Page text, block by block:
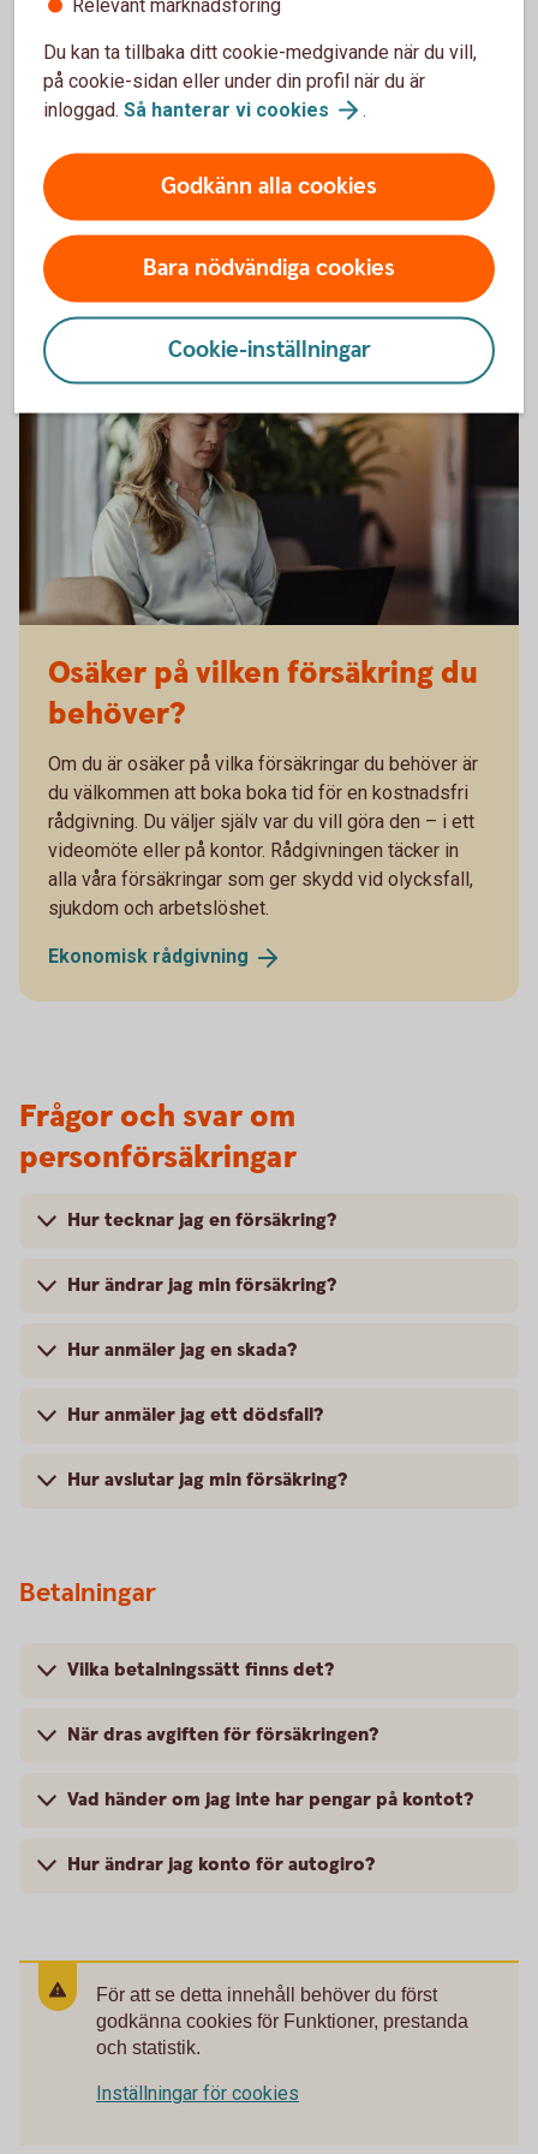
Här kan du göra din anmälan och ansöka om
ersättning.
Skadeanmälan – anmälskada
Osäker på vilken försäkring du
behöver?
Om du är osäker på vilka försäkringar du behöver är
du välkommen att boka boka tid för en kostnadsfri
rådgivning. Du väljer själv var du vill göra den – i ett
videomöte eller på kontor. Rådgivningen täcker in
alla våra försäkringar som ger skydd vid olycksfall,
sjukdom och arbetslöshet.
Ekonomisk rådgivning
Frågor och svar om
personförsäkringar
Hur tecknar jag en försäkring?
Hur ändrar jag min försäkring?
Hur anmäler jag en skada?
Hur anmäler jag ett dödsfall?
Hur avslutar jag min försäkring?
Betalningar
Vilka betalningssätt finns det?
När dras avgiften för försäkringen?
Vad händer om jag inte har pengar på kontot?
Hur ändrar jag konto för autogiro?
För att se detta innehåll behöver du först
godkänna cookies för Funktioner, prestanda
och statistik.
Inställningar för cookies
Du kan ta tillbaka ditt cookie-medgivande när du vill,
på cookie-sidan eller under din profil när du är
inloggad. Så hanterar vi cookies .
Godkänn alla cookies
Bara nödvändiga cookies
Cookie-inställningar